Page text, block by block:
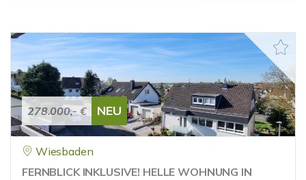
278.000,- € NEU
Wiesbaden
FERNBLICK INKLUSIVE! HELLE WOHNUNG IN